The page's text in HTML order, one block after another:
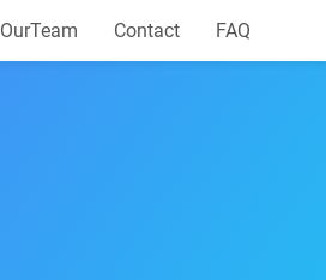
OurTeam Contact FAQ